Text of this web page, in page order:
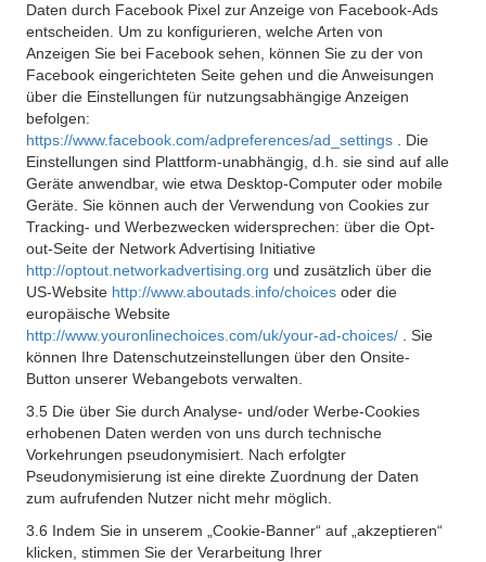
Daten durch Facebook Pixel zur Anzeige von Facebook-Ads
entscheiden. Um zu konfigurieren, welche Arten von
Anzeigen Sie bei Facebook sehen, können Sie zu der von
Facebook eingerichteten Seite gehen und die Anweisungen
über die Einstellungen für nutzungsabhängige Anzeigen
befolgen:
https://www.facebook.com/adpreferences/ad_settings
. Die
Einstellungen sind Plattform-unabhängig, d.h. sie sind auf alle
Geräte anwendbar, wie etwa Desktop-Computer oder mobile
Geräte. Sie können auch der Verwendung von Cookies zur
Tracking- und Werbezwecken widersprechen: über die Opt-
out-Seite der Network Advertising Initiative
http://optout.networkadvertising.org und zusätzlich über die
US-Website http://www.aboutads.info/choices oder die
europäische Website
http://www.youronlinechoices.com/uk/your-ad-choices/
. Sie
können Ihre Datenschutzeinstellungen über den Onsite-
Button unserer Webangebots verwalten.
3.5 Die über Sie durch Analyse- und/oder Werbe-Cookies
erhobenen Daten werden von uns durch technische
Vorkehrungen pseudonymisiert. Nach erfolgter
Pseudonymisierung ist eine direkte Zuordnung der Daten
zum aufrufenden Nutzer nicht mehr möglich.
3.6 Indem Sie in unserem „Cookie-Banner“ auf „akzeptieren“
klicken, stimmen Sie der Verarbeitung Ihrer